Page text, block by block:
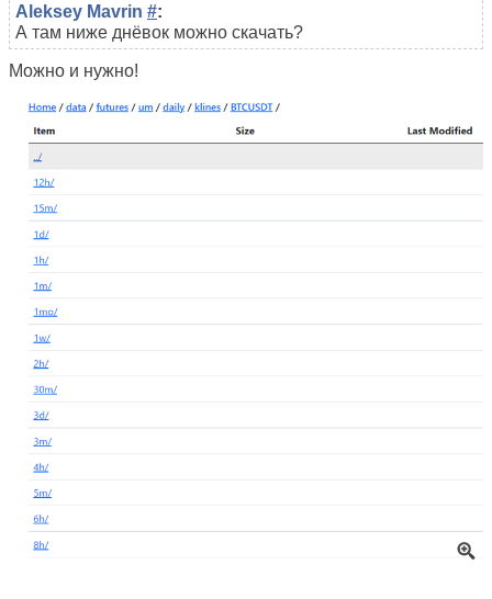
Aleksey Mavrin #:
А там ниже днёвок можно скачать?
Можно и нужно!